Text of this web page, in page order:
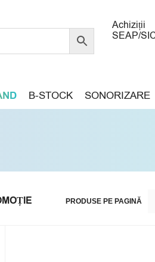
Achiziții
SEAP/
B-STOCK SONORIZARE
PRODUSE PE PAGINĂ